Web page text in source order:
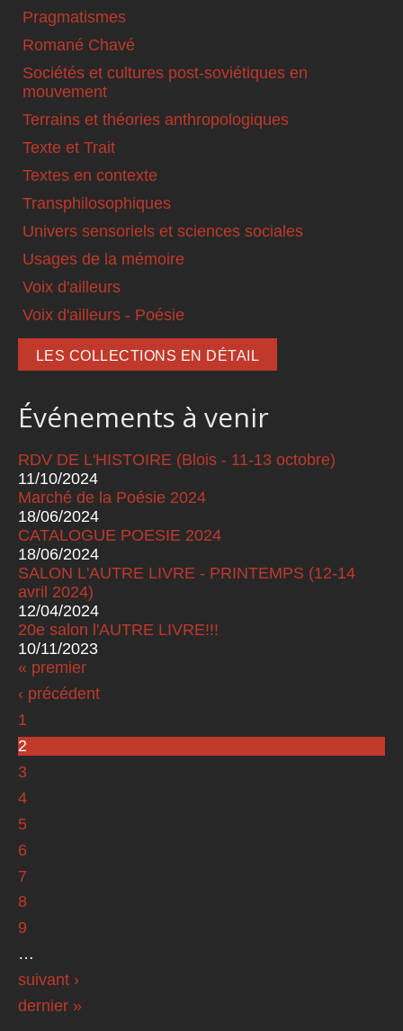
Pragmatismes
Romané Chavé
Sociétés et cultures post-soviétiques en
mouvement
Terrains et théories anthropologiques
Texte et Trait
Textes en contexte
Transphilosophiques
Univers sensoriels et sciences sociales
Usages de la mémoire
Voix d'ailleurs
Voix d'ailleurs - Poésie
LES COLLECTIONS EN DÉTAIL
Événements à venir
RDV DE L'HISTOIRE (Blois - 11-13 octobre)
11/10/2024
Marché de la Poésie 2024
18/06/2024
CATALOGUE POESIE 2024
18/06/2024
SALON L'AUTRE LIVRE - PRINTEMPS (12-14
avril 2024)
12/04/2024
20e salon l'AUTRE LIVRE!!!
10/11/2023
Pages
« premier
‹ précédent
1
2
3
4
5
6
7
8
9
…
suivant ›
dernier »